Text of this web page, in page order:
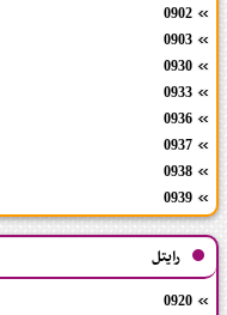
0902
0903
0930
0933
0936
0937
0938
0939
رایتل
0920